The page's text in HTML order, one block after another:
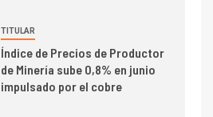
Estudio revela cómo el precio
del cobre y educación superior
se relacionan en zonas
mineras
TITULAR
Índice de Precios de Productor
de Minería sube 0,8% en junio
impulsado por el cobre